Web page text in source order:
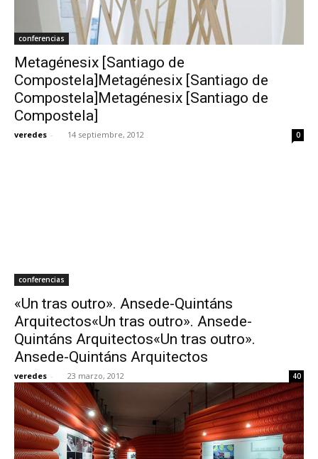
conferencias
Metagénesix [Santiago de
Compostela]Metagénesix [Santiago de
Compostela]Metagénesix [Santiago de
Compostela]
veredes - 14 septiembre, 2012 0
conferencias
«Un tras outro». Ansede-Quintáns
Arquitectos«Un tras outro». Ansede-
Quintáns Arquitectos«Un tras outro».
Ansede-Quintáns Arquitectos
veredes - 23 marzo, 2012 40